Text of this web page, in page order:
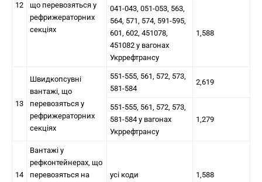
12
що перевозяться у
рефрижераторних
секціях
041-043, 051-053, 563,
564, 571, 574, 591-595,
601, 602, 451078,
451082 у вагонах
Укррефтрансу
1,588
13
Швидкопсувні
вантажі, що
перевозяться у
рефрижераторних
секціях
551-555, 561, 572, 573,
581-584
2,619
551-555, 561, 572, 573,
581-584 у вагонах
Укррефтрансу
1,279
14
Вантажі у
рефконтейнерах, що
перевозяться на
усі коди 1,588